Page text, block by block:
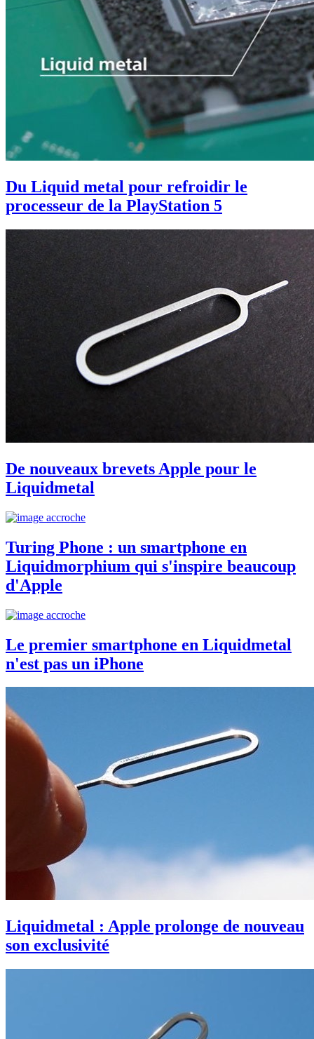
Du Liquid metal pour refroidir le
processeur de la PlayStation 5
De nouveaux brevets Apple pour le
Liquidmetal
Turing Phone : un smartphone en
Liquidmorphium qui s'inspire beaucoup
d'Apple
Le premier smartphone en Liquidmetal
n'est pas un iPhone
Liquidmetal : Apple prolonge de nouveau
son exclusivité